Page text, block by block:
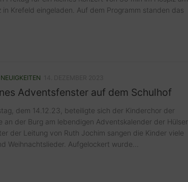
in Krefeld eingeladen. Auf dem Programm standen das
NEUIGKEITEN
Adventsfenster auf dem Schulhof
dem 14.12.23, beteiligte sich der Kinderchor der
an der Burg am lebendigen Adventskalender der Hülser
der Leitung von Ruth Jochim sangen die Kinder viele
Weihnachtslieder. Aufgelockert wurde...